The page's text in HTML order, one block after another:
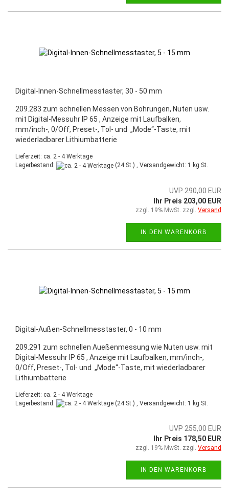
Digital-Innen-Schnellmesstaster, 30 - 50 mm
209.283 zum schnellen Messen von Bohrungen, Nuten usw.
mit Digital-Messuhr IP 65 , Anzeige mit Laufbalken,
mm/inch-, 0/Off, Preset-, Tol- und „Mode“-Taste, mit
wiederladbarer Lithiumbatterie
Lieferzeit: ca. 2 - 4 Werktage
Lagerbestand:
(24 St.) , Versandgewicht: 1 kg St.
UVP 290,00 EUR
Ihr Preis 203,00 EUR
zzgl. 19% MwSt. zzgl. Versand
IN DEN WARENKORB
Digital-Außen-Schnellmesstaster, 0 - 10 mm
209.291 zum schnellen Aueßenmessung wie Nuten usw. mit
Digital-Messuhr IP 65 , Anzeige mit Laufbalken, mm/inch-,
0/Off, Preset-, Tol- und „Mode“-Taste, mit wiederladbarer
Lithiumbatterie
Lieferzeit: ca. 2 - 4 Werktage
Lagerbestand:
(24 St.) , Versandgewicht: 1 kg St.
UVP 255,00 EUR
Ihr Preis 178,50 EUR
zzgl. 19% MwSt. zzgl. Versand
IN DEN WARENKORB